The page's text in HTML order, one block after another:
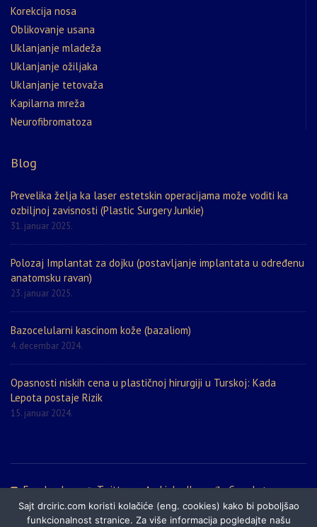
Korekcija nosa
Oblikovanje usana
Uklanjanje mladeža
Uklanjanje ožiljaka
Uklanjanje tetovaža
Kapilarna mreža
Neurofibromatoza
Blog
Prevelika želja ka laser estetskin operacijama može voditi ka
ozbiljnoj zavisnosti (Plastic Surgery Junkie)
31. januar 2025.
Polozaj Implantat za dojku (postavljanje implantata u određenu
anatomsku ravan)
23. januar 2025.
Bazocelularni kascinom kože (bazaliom)
4. decembar 2024.
Opasnosti niskih cena u plastičnoj hirurgiji u Turskoj: Kada
Lepota postaje Rizik
15. januar 2024.
Facebook Twitter LinkedIn
Google+
Politika privatnosti
Prijatelji sajta Mapa sajta
Sajt drciric.com koristi kolačiće (eng. cookies) kako bi poboljšao
funkcionalnost stranice. Za više informacija pogledajte našu